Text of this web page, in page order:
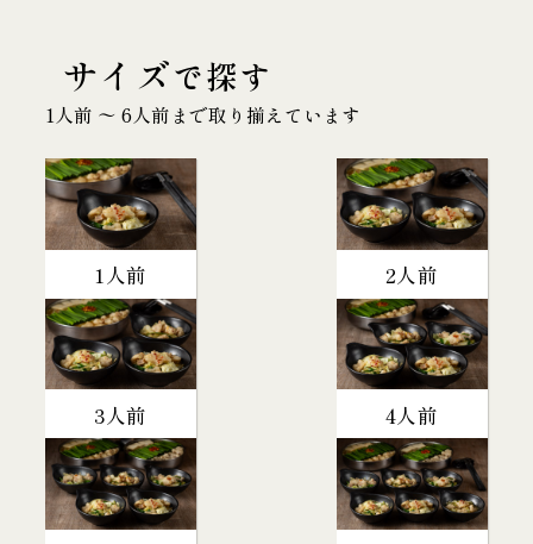
サイズで探す
1人前 〜 6人前まで取り揃えています
1人前 2人前
3人前 4人前